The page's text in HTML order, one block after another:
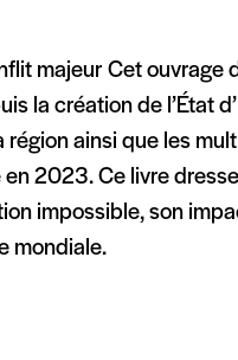
majeur Cet
la création de l’État
ainsi que les
en 2023. Ce livre
impossible, son
mondiale.